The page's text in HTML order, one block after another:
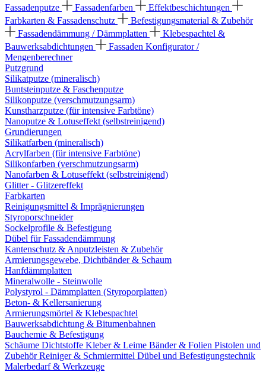
Fassadenputze
Fassadenfarben
Effektbeschichtungen
Farbkarten & Fassadenschutz
Befestigungsmaterial & Zubehör
Fassadendämmung / Dämmplatten
Klebespachtel &
Bauwerksabdichtungen
Fassaden Konfigurator /
Mengenberechner
Putzgrund
Silikatputze (mineralisch)
Buntsteinputze & Faschenputze
Silikonputze (verschmutzungsarm)
Kunstharzputze (für intensive Farbtöne)
Nanoputze & Lotuseffekt (selbstreinigend)
Grundierungen
Silikatfarben (mineralisch)
Acrylfarben (für intensive Farbtöne)
Silikonfarben (verschmutzungsarm)
Nanofarben & Lotuseffekt (selbstreinigend)
Glitter - Glitzereffekt
Farbkarten
Reinigungsmittel & Imprägnierungen
Styroporschneider
Sockelprofile & Befestigung
Dübel für Fassadendämmung
Kantenschutz & Anputzleisten & Zubehör
Armierungsgewebe, Dichtbänder & Schaum
Hanfdämmplatten
Mineralwolle - Steinwolle
Polystyrol - Dämmplatten (Styroporplatten)
Beton- & Kellersanierung
Armierungsmörtel & Klebespachtel
Bauwerksabdichtung & Bitumenbahnen
Bauchemie & Befestigung
Schäume Dichtstoffe Kleber & Leime Bänder & Folien Pistolen und
ZubehörReiniger & Schmiermittel Dübel und Befestigungstechnik
Malerbedarf & Werkzeuge